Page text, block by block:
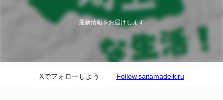
最新情報をお届けします
Xでフォローしよう Follow saitamadeikiru